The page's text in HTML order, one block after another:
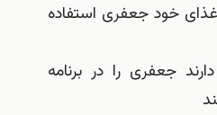
جعفری استفاده
را در برنامه